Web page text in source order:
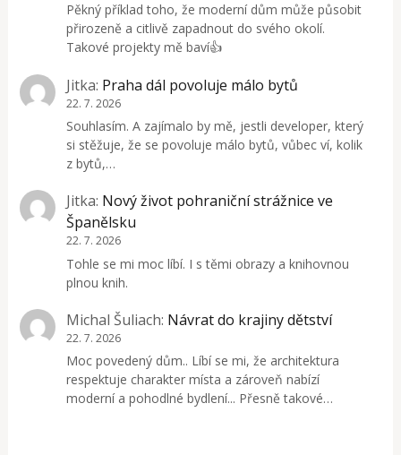
Pěkný příklad toho, že moderní dům může působit
přirozeně a citlivě zapadnout do svého okolí.
Takové projekty mě baví👍
Jitka: Praha dál povoluje málo bytů
22. 7. 2026
Souhlasím. A zajímalo by mě, jestli developer, který
si stěžuje, že se povoluje málo bytů, vůbec ví, kolik
z bytů,…
Jitka: Nový život pohraniční strážnice ve
Španělsku
22. 7. 2026
Tohle se mi moc líbí. I s těmi obrazy a knihovnou
plnou knih.
Michal Šuliach: Návrat do krajiny dětství
22. 7. 2026
Moc povedený dům.. Líbí se mi, že architektura
respektuje charakter místa a zároveň nabízí
moderní a pohodlné bydlení... Přesně takové…